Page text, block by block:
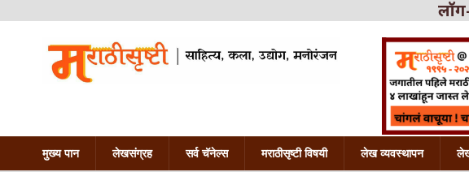
मुख्य पान लेखसंग्रह सर्व चॅनेल्स मराठीसृष्टी विषयी लेख व्यवस्थापन